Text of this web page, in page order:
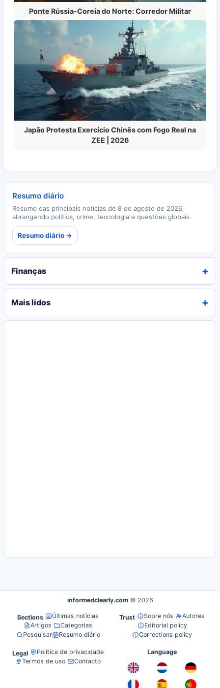
Ponte Rússia-Coreia do Norte: Corredor Militar
Japão Protesta Exercício Chinês com Fogo Real na
ZEE | 2026
Resumo diário
Resumo das principais notícias de 8 de agosto de 2026,
abrangendo política, crime, tecnologia e questões globais.
Resumo diário →
Finanças
Mais lidos
informedclearly.com © 2026
Sections
Últimas notícias
Artigos
Categorias
Pesquisar
Resumo diário
Trust Sobre nós
Autores
Editorial policy
Corrections policy
Legal
Política de privacidade
Termos de uso
Contacto
Language